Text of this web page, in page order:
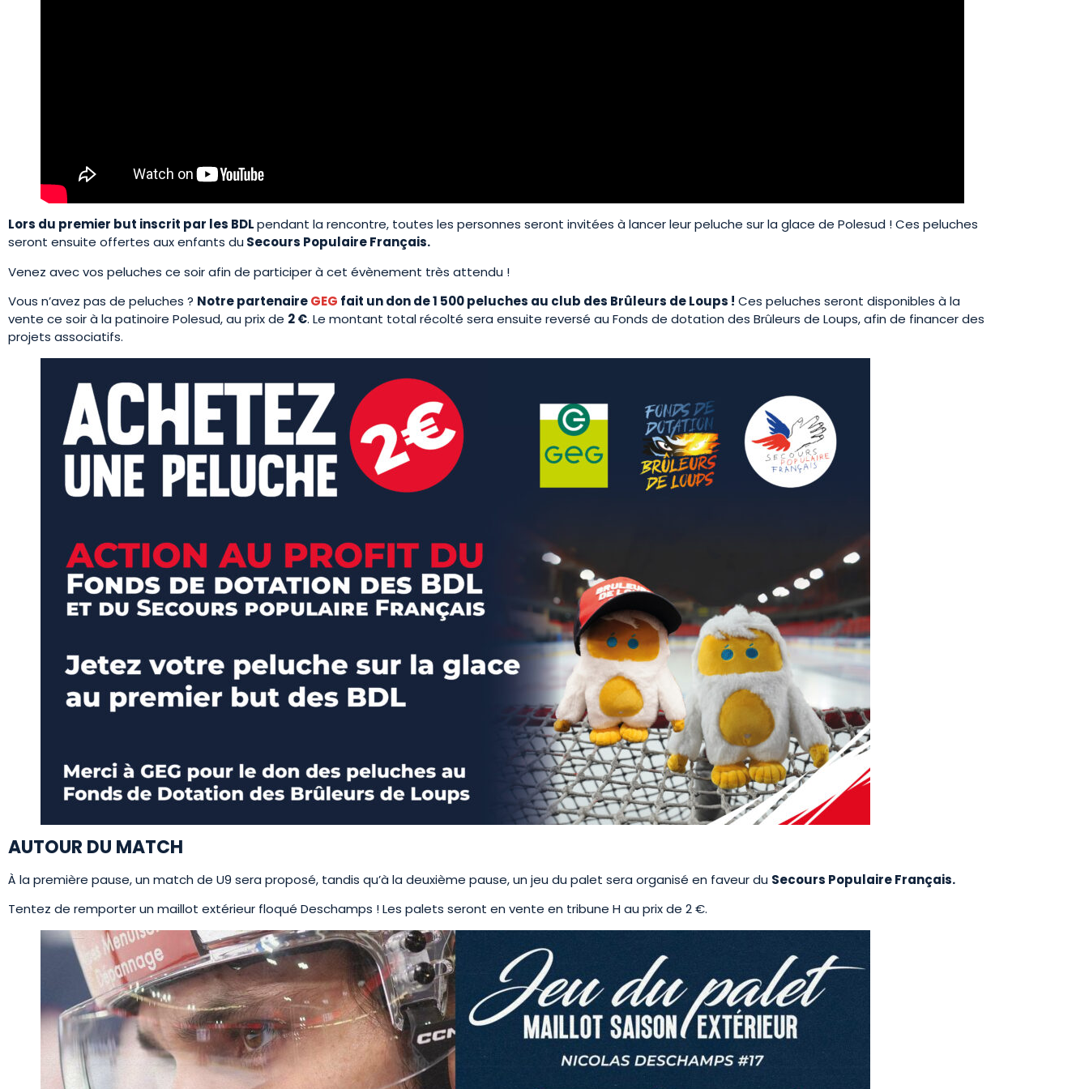
Lors du premier but inscrit par les BDLpendant la rencontre, toutes les personnes seront invitées à lancer leur peluche sur la glace de Polesud ! Ces peluches
seront ensuite offertes aux enfants du Secours Populaire Français.
Venez avec vos peluches ce soir afin de participer à cet évènement très attendu !
Vous n’avez pas de peluches ? Notre partenaireGEG fait un don de 1 500 peluches au club des Brûleurs de Loups ! Ces peluches seront disponibles à la
vente ce soir à la patinoire Polesud, au prix de 2 €. Le montant total récolté sera ensuite reversé au Fonds de dotation des Brûleurs de Loups, afin de financer des
projets associatifs.
AUTOUR DU MATCH
À la première pause, un match de U9 sera proposé, tandis qu’à la deuxième pause, un jeu du palet sera organisé en faveur du Secours Populaire Français.
Tentez de remporter un maillot extérieur floqué Deschamps ! Les palets seront en vente en tribune H au prix de 2 €.